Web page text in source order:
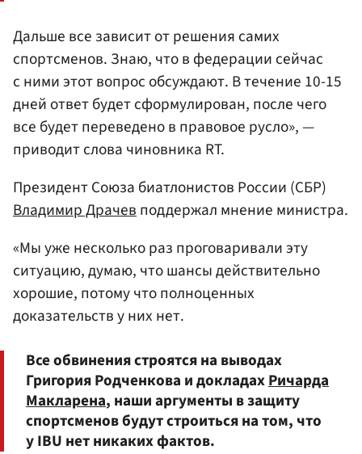
Дальше все зависит от решения самих
спортсменов. Знаю, что в федерации сейчас
с ними этот вопрос обсуждают. В течение 10-15
дней ответ будет сформулирован, после чего
все будет переведено в правовое русло», —
приводит слова чиновника RT.
Президент Союза биатлонистов России (СБР)
Владимир Драчевподдержал мнение министра.
«Мы уже несколько раз проговаривали эту
ситуацию, думаю, что шансы действительно
хорошие, потому что полноценных
доказательств у них нет.
Все обвинения строятся на выводах
Григория Родченкова и докладахРичарда
Макларена, наши аргументы в защиту
спортсменов будут строиться на том, что
у IBU нет никаких фактов.